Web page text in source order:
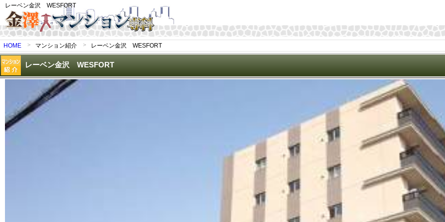
レーベン金沢 WESFORT
HOME マンション紹介 レーベン金沢 WESFORT
レーベン金沢 WESFORT